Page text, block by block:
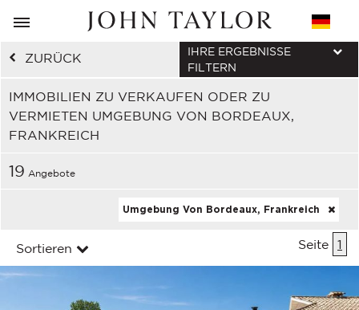
ZURÜCK
IMMOBILIEN ZU VERKAUFEN ODER ZU
VERMIETEN UMGEBUNG VON BORDEAUX,
FRANKREICH
IHRE ERGEBNISSE
FILTERN
19 Angebote
Umgebung Von Bordeaux, Frankreich
Sortieren Seite 1